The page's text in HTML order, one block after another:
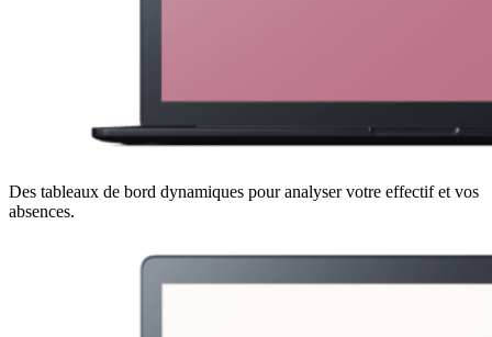
Des tableaux de bord dynamiques pour analyser votre effectif et vos
absences.